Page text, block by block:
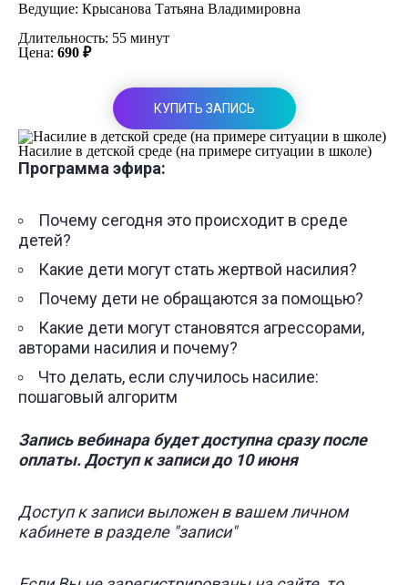
Ведущие: Крысанова Татьяна Владимировна
Длительность: 55 минут
Цена: 690 ₽
КУПИТЬ ЗАПИСЬ
Насилие в детской среде (на примере ситуации в школе)
Программа эфира:
Почему сегодня это происходит в среде
детей?
Какие дети могут стать жертвой насилия?
Почему дети не обращаются за помощью?
Какие дети могут становятся агрессорами,
авторами насилия и почему?
Что делать, если случилось насилие:
пошаговый алгоритм
Запись вебинара будет доступна сразу после
оплаты. Доступ к записи до 10 июня
Доступ к записи выложен в вашем личном
кабинете в разделе "записи"